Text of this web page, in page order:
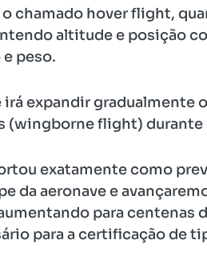
o chamado hover flight,
altitude e posição
peso.
irá expandir
(wingborne flight) durante
exatamente como
da aeronave e
para centenas
para a certificação de